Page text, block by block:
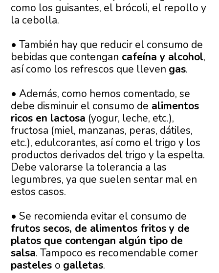
como los guisantes, el brócoli, el repollo y
la cebolla.
• También hay que reducir el consumo de
bebidas que contengan cafeína y alcohol,
así como los refrescos que lleven gas.
• Además, como hemos comentado, se
debe disminuir el consumo de alimentos
ricos en lactosa (yogur, leche, etc.),
fructosa (miel, manzanas, peras, dátiles,
etc.), edulcorantes, así como el trigo y los
productos derivados del trigo y la espelta.
Debe valorarse la tolerancia a las
legumbres, ya que suelen sentar mal en
estos casos.
• Se recomienda evitar el consumo de
frutos secos, de alimentos fritos y de
platos que contengan algún tipo de
salsa. Tampoco es recomendable comer
pasteles o galletas.